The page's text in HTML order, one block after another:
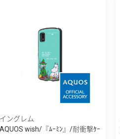
イングレム
AQUOS wish/『ﾑｰﾐﾝ』/耐衝撃ｹｰ